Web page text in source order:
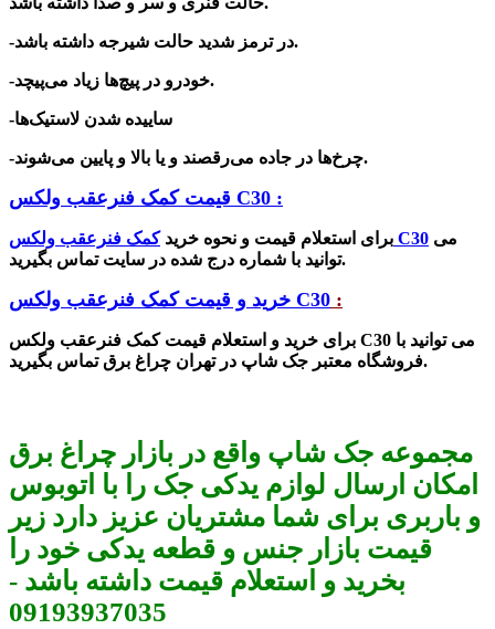
-در ترمز شدید حالت شیرجه داشته باشد.
-خودرو در پیچ‌ها زیاد می‌پیچد.
-ساییده شدن لاستیک‌ها
-چرخ‌ها در جاده می‌رقصند و یا بالا و پایین می‌شوند.
قیمت کمک فنرعقب ولکس C30 :
برای استعلام قیمت و نحوه خرید کمک فنرعقب ولکس C30
توانید با شماره درج شده در سایت تماس بگیرید.
خرید و قیمت کمک فنرعقب ولکس C30 :
برای خرید و استعلام قیمت کمک فنرعقب ولکس C30 می توانید با
فروشگاه معتبر جک شاپ در تهران چراغ برق تماس بگیرید.
مجموعه جک شاپ واقع در بازار چراغ برق
امکان ارسال لوازم یدکی جک را با اتوبوس
و باربری برای شما مشتریان عزیز دارد زیر
قیمت بازار جنس و قطعه یدکی خود را
بخرید و استعلام قیمت داشته باشد -
09193937035